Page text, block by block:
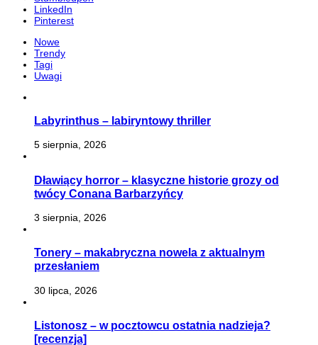
LinkedIn
Pinterest
Nowe
Trendy
Tagi
Uwagi
Labyrinthus – labiryntowy thriller
5 sierpnia, 2026
Dławiący horror – klasyczne historie grozy od
twócy Conana Barbarzyńcy
3 sierpnia, 2026
Tonery – makabryczna nowela z aktualnym
przesłaniem
30 lipca, 2026
Listonosz – w pocztowcu ostatnia nadzieja?
[recenzja]